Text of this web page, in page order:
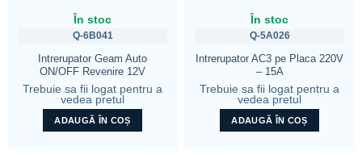
În stoc
Q-6B041
Intrerupator Geam Auto
ON/OFF Revenire 12V
Trebuie sa fii logat pentru a
vedea pretul
ADAUGĂ ÎN COȘ
În stoc
Q-5A026
Intrerupator AC3 pe Placa 220V
– 15A
Trebuie sa fii logat pentru a
vedea pretul
ADAUGĂ ÎN COȘ